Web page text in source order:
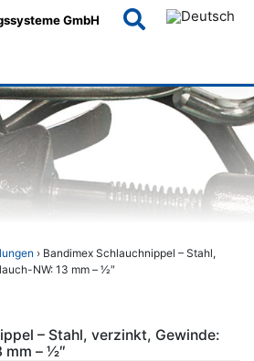
› Bandimex Schlauchnippel – Stahl,
NW: 13 mm – 1⁄2″
– Stahl, verzinkt, Gewinde:
– 1⁄2″